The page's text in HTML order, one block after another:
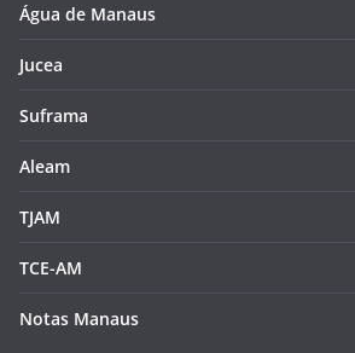
Água de Manaus
Jucea
Suframa
Aleam
TJAM
TCE-AM
Notas Manaus